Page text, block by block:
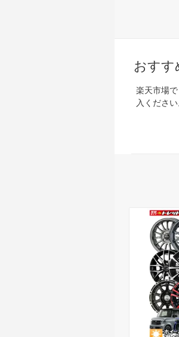
おすす
楽天市場
入ください